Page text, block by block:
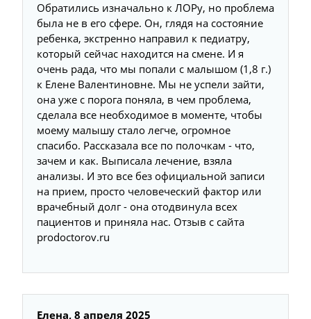
Обратились изначально к ЛОРу, но проблема
была не в его сфере. Он, глядя на состояние
ребенка, экстренно направил к педиатру,
который сейчас находится на смене. И я
очень рада, что мы попали с малышом (1,8 г.)
к Елене Валентиновне. Мы не успели зайти,
она уже с порога поняла, в чем проблема,
сделала все необходимое в моменте, чтобы
моему малышу стало легче, огромное
спасибо. Рассказала все по полочкам - что,
зачем и как. Выписала лечение, взяла
анализы​. И это все без официальной записи
на прием, просто человеческий фактор или
врачебный долг - она отодвинула всех
пациентов и приняла нас. Отзыв с сайта
prodoctorov.ru
Елена, 8 апреля 2025